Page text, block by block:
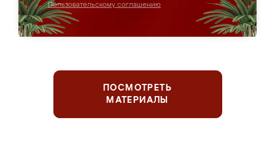
Пользовательскому соглашению
ПОСМОТРЕТЬ
МАТЕРИАЛЫ